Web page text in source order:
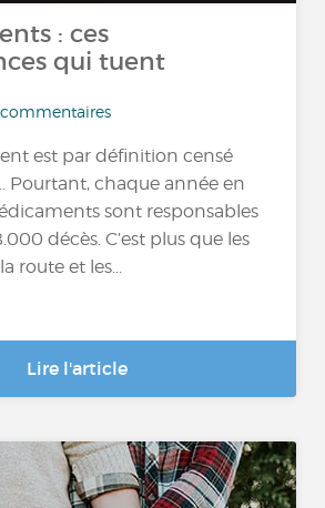
: ces
qui tuent
commentaires
est par définition censé
Pourtant, chaque année en
sont responsables
décès. C’est plus que les
route et les...
Lire l'article